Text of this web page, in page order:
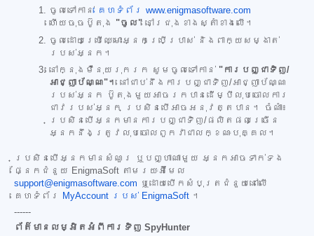
ចូលទៅកាន់ គេហទំព័រ www.enigmasoftware.com
ហើយចុចប៊ូតុង "ចូល" នៅជ្រុងខាងស្តាំខាងលើ។
ចូលដោយប្រើឈ្មោះអ្នកប្រើប្រាស់ និងពាក្យសម្ងាត់
របស់អ្នក។
នៅក្នុងម៉ឺនុយរុករក សូមចូលទៅកាន់ "ការបញ្ជាទិញ/
អាជ្ញាប័ណ្ណ"។ នៅជាប់នឹងការបញ្ជាទិញ/អាជ្ញាប័ណ្ណ
របស់អ្នក ប៊ូតុងមួយអាចរកបានដើម្បីលុបចោលការ
ជាវរបស់អ្នក ប្រសិនបើអាចអនុវត្តបាន។ ចំណាំ៖
ប្រសិនបើអ្នកមានការបញ្ជាទិញ/ផលិតផលច្រើន
អ្នកនឹងត្រូវលុបចោលពួកវាជាលក្ខណៈបុគ្គល។
ប្រសិនបើអ្នកមានសំណួរ ឬបញ្ហាណាមួយ អ្នកអាចទាក់ទង
ផ្នែកជំនួយ EnigmaSoft តាមរយៈអ៊ីមែល
support@enigmasoftware.com ឬដោយបើកសំបុត្រជំនួយនៅលើ
គេហទំព័រ
MyAccount របស់ EnigmaSoft ។
------
ព័ត៌មានលម្អិតអំពីការទិញ SpyHunter